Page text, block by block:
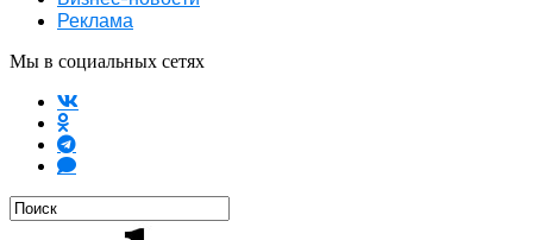
Реклама
Мы в социальных сетях